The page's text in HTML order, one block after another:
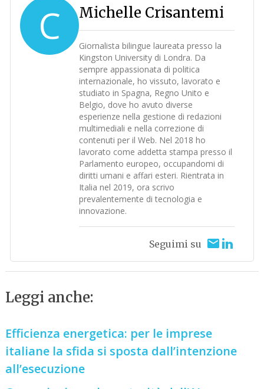
C Michelle Crisantemi
Giornalista bilingue laureata presso la
Kingston University di Londra. Da
sempre appassionata di politica
internazionale, ho vissuto, lavorato e
studiato in Spagna, Regno Unito e
Belgio, dove ho avuto diverse
esperienze nella gestione di redazioni
multimediali e nella correzione di
contenuti per il Web. Nel 2018 ho
lavorato come addetta stampa presso il
Parlamento europeo, occupandomi di
diritti umani e affari esteri. Rientrata in
Italia nel 2019, ora scrivo
prevalentemente di tecnologia e
innovazione.
Seguimi su
Leggi anche:
Efficienza energetica: per le imprese
italiane la sfida si sposta dall’intenzione
all’esecuzione